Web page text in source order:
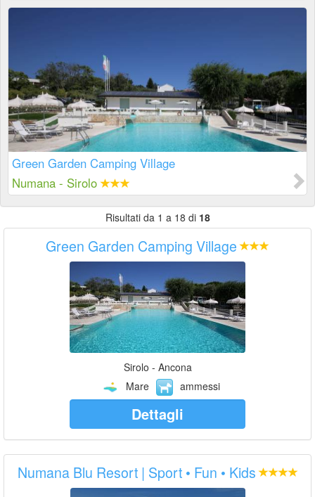
Green Garden Camping Village
Numana - Sirolo
Risultati da 1 a 18 di 18
Green Garden Camping Village
Sirolo - Ancona
Mare
ammessi
Dettagli
Numana Blu Resort | Sport • Fun • Kids